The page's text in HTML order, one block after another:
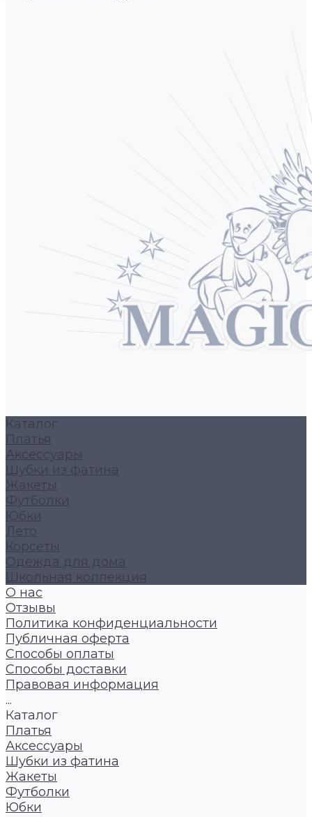
Каталог
Платья
Аксессуары
Шубки из фатина
Жакеты
Футболки
Юбки
Лето
Корсеты
Одежда для дома
Школьная коллекция
О нас
Отзывы
Политика конфиденциальности
Публичная оферта
Способы оплаты
Способы доставки
Правовая информация
...
Каталог
Платья
Аксессуары
Шубки из фатина
Жакеты
Футболки
Юбки